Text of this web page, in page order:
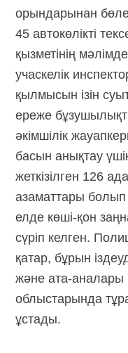
орындарынан
45 автокөлікті
қызметінің
учаскелік
қылмысын ізін
ереже
әкімшілік
басын анықтау
жеткізілген 126
азаматтары болып
елде көші-қон
сүріп келген.
қатар, бұрын
және ата-аналары
облыстарында
ұстады.